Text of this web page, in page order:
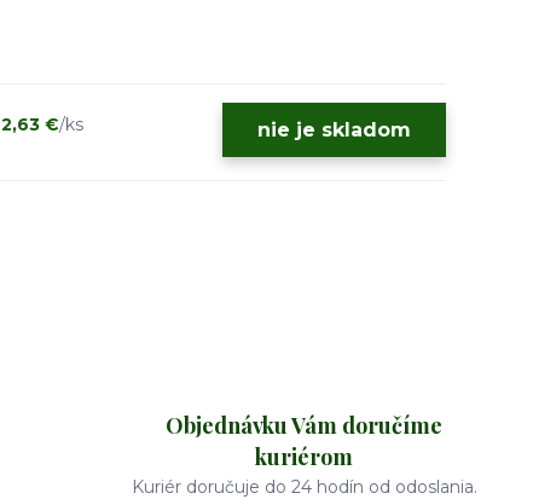
2,63 €/ks nie je skladom
Objednávku Vám doručíme
kuriérom
Kuriér doručuje do 24 hodín od odoslania.